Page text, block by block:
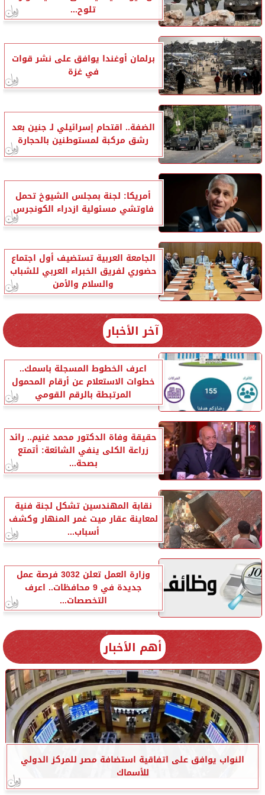
تلوح...
برلمان أوغندا يوافق على نشر قوات
في غزة
الضفة.. اقتحام إسرائيلي لـ جنين بعد
رشق مركبة لمستوطنين بالحجارة
أمريكا: لجنة بمجلس الشيوخ تحمل
فاوتشي مسئولية ازدراء الكونجرس
الجامعة العربية تستضيف أول اجتماع
حضوري لفريق الخبراء العربي للشباب
والسلام والأمن
آخر الأخبار
اعرف الخطوط المسجلة باسمك..
خطوات الاستعلام عن أرقام المحمول
المرتبطة بالرقم القومي
حقيقة وفاة الدكتور محمد غنيم.. رائد
زراعة الكلى ينفي الشائعة: أتمتع
بصحة...
نقابة المهندسين تشكل لجنة فنية
لمعاينة عقار ميت غمر المنهار وكشف
أسباب...
وزارة العمل تعلن 3032 فرصة عمل
جديدة في 9 محافظات.. اعرف
التخصصات...
أهم الأخبار
النواب يوافق على اتفاقية استضافة مصر للمركز الدولي
للأسماك